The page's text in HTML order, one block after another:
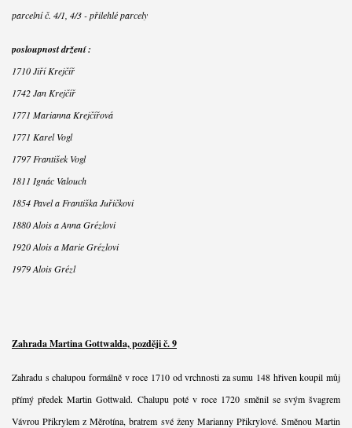
parcelní č. 4/1, 4/3 - přilehlé parcely
posloupnost držení :
1710 Jiří Krejčíř
1742 Jan Krejčíř
1771 Marianna Krejčířová
1771 Karel Vogl
1797 František Vogl
1811 Ignác Valouch
1854 Pavel a Františka Juřičkovi
1880 Alois a Anna Grézlovi
1920 Alois a Marie Grézlovi
1979 Alois Grézl
Zahrada Martina Gottwalda, později č. 9
Zahradu s chalupou formálně v roce 1710 od vrchnosti za sumu 148 hřiven koupil můj
přímý předek Martin Gottwald. Chalupu poté v roce 1720 směnil se svým švagrem
Vávrou Přikrylem z Měrotína, bratrem své ženy Marianny Přikrylové. Směnou Martin